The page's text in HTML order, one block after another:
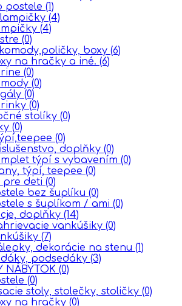
postele (1)
(4)
(4)
(0)
boxy (6)
na hračky a iné. (6)
(0)
(0)
(0)
(0)
stolíky (0)
(0)
(0)
doplňky (0)
týpí s vybavením (0)
týpí, teepee (0)
pre deti (0)
bez šuplíku (0)
s šuplíkom / ami (0)
doplňky (14)
vankúšiky (0)
(7)
dekorácie na stenu (1)
podsedáky (3)
NÁBYTOK (0)
(0)
stoly, stolečky, stoličky (0)
na hračky (0)